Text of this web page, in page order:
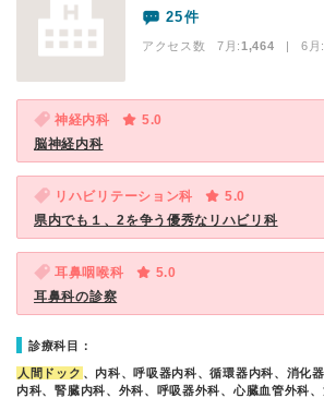
25件
アクセス数 7月:1,464 | 6月
神経内科
5.0
脳神経内科
リハビリテーション科
5.0
県内でも１、2を争う優秀なリハビリ科
耳鼻咽喉科
5.0
耳鼻科の診察
診療科目：
人間ドック 、内科、呼吸器内科、循環器内科、消化
内科、腎臓内科、外科、呼吸器外科、心臓血管外科